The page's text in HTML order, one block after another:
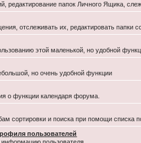
редактирование папок Личного Ящика,
отслеживать их, редактировать папки
этой маленькой, но удобной
но очень удобной функции
о функции календаря форума.
сортировки и поиска при помощи списка
пользователей